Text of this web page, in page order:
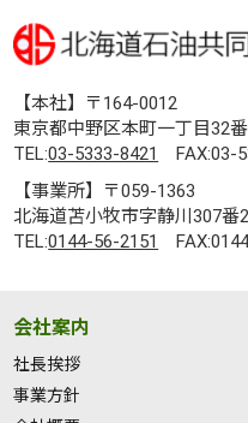
【本社】〒164-0012
東京都中野区本町一丁目32
TEL:03-5333-8421
FAX:03-
【事業所】〒059-1363
北海道苫小牧市字静川307番2
TEL:0144-56-2151
会社案内
社長挨拶
事業方針